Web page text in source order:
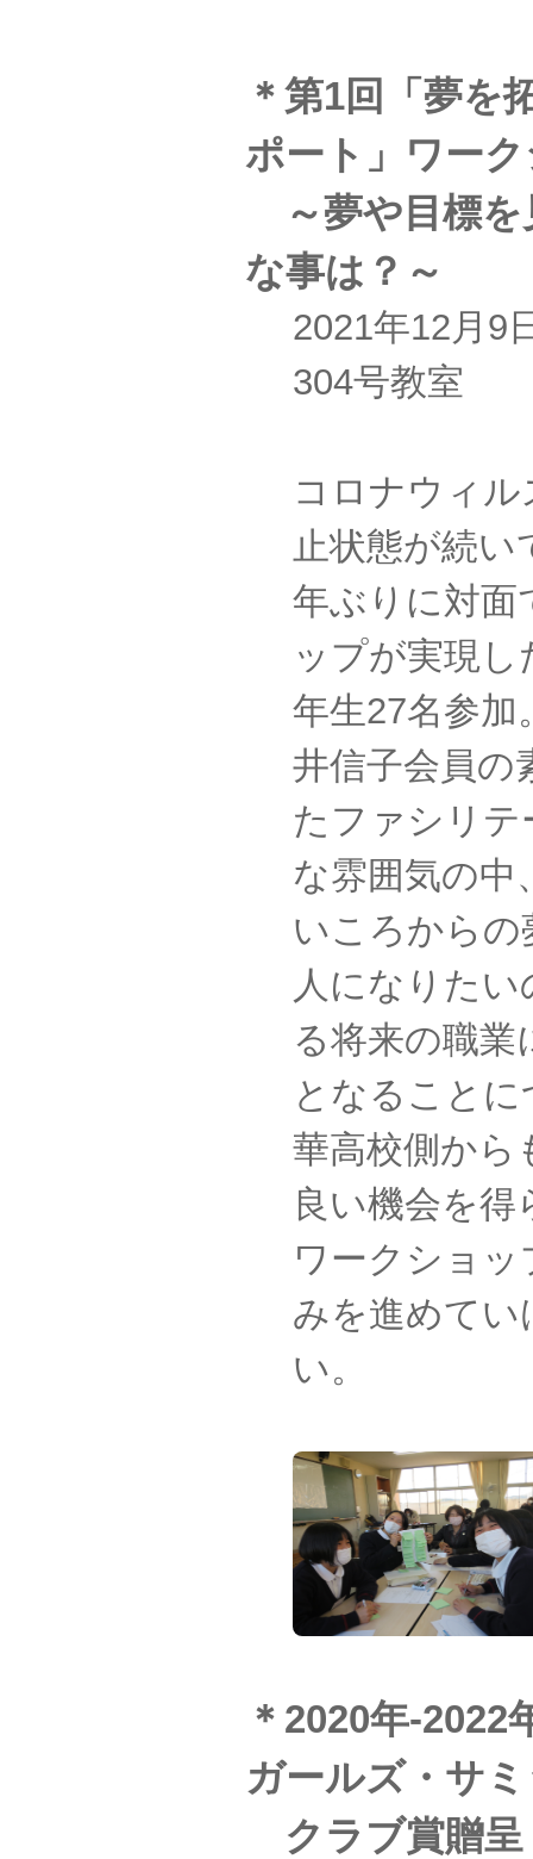
＊第1回「夢を
ポート」ワー
～夢や目標を
な事は？～
2021年12月
304号教室
コロナウィ
止状態が続
年ぶりに対面
ップが実現し
年生27名参加
井信子会員の
たファシリ
な雰囲気の中
いころからの
人になりた
る将来の職
となること
華高校側から
良い機会を
ワークショ
みを進めて
い。
＊2020年-
ガールズ・サ
クラブ賞贈